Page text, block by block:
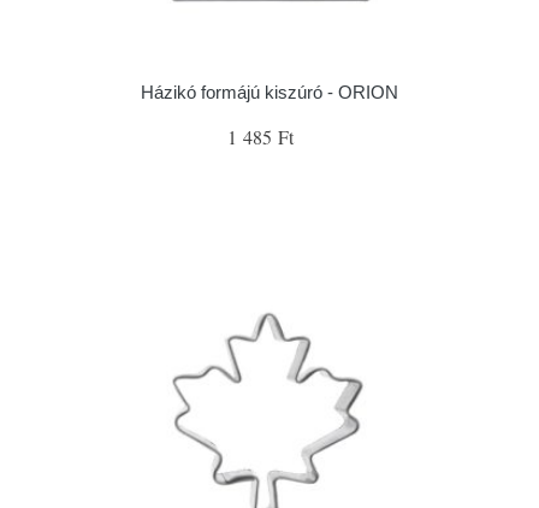
Házikó formájú kiszúró - ORION
1 485 Ft